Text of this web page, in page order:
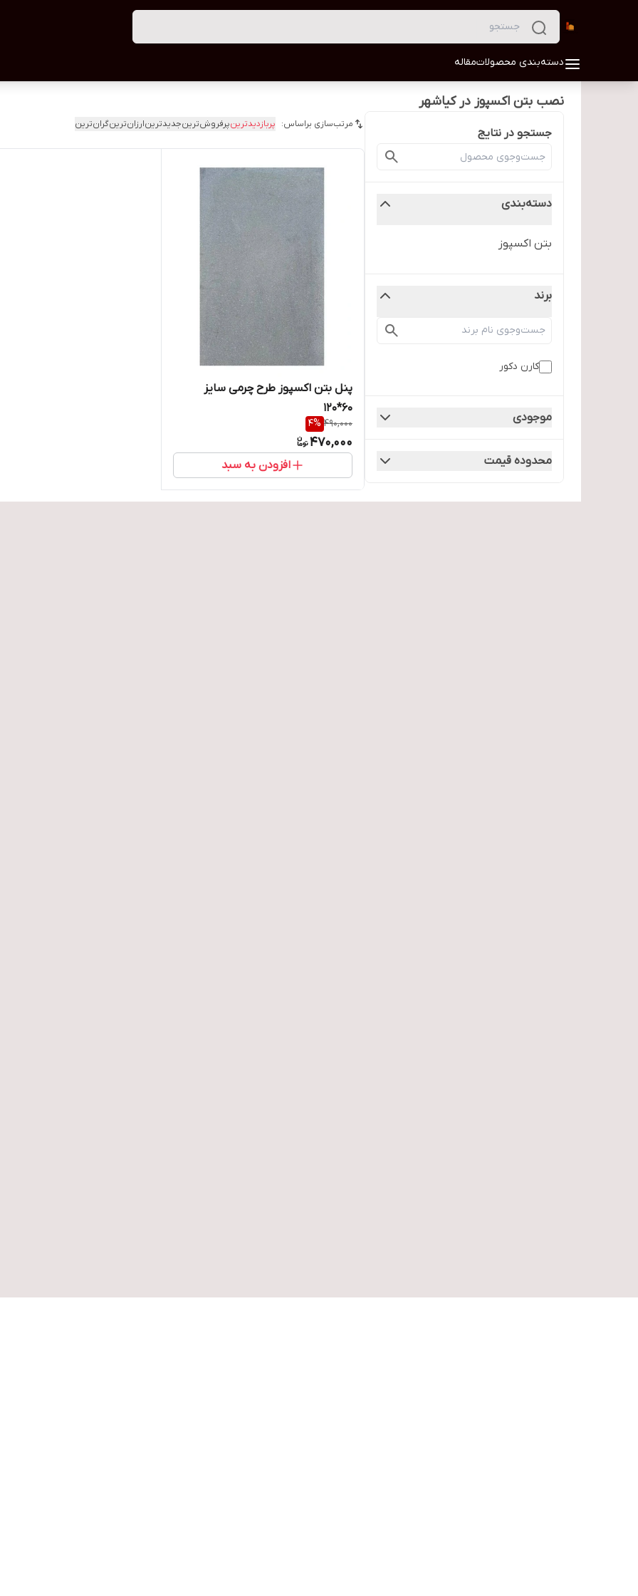
دسته‌بندی محصولاتمقاله
نصب بتن اکسپوز در کیاشهر
جستجو در نتایج
دسته‌بندی
بتن اکسپوز
برند
کارن دکور
موجودی
محدوده قیمت
مرتب‌سازی براساس: پربازدیدترینپرفروش‌ترینجدیدترینارزان‌ترینگران‌ترین
پنل بتن اکسپوز طرح چرمی سایز
60*120
490,000
4%
470,000
افزودن به سبد